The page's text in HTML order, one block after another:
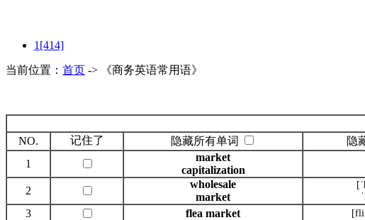
1[414]
当前位置： 首页 -> 《商务英语常用语》
NO.
记住了 隐藏所有单词 隐
1
market
capitalization
2
wholesale
market
3
flea market